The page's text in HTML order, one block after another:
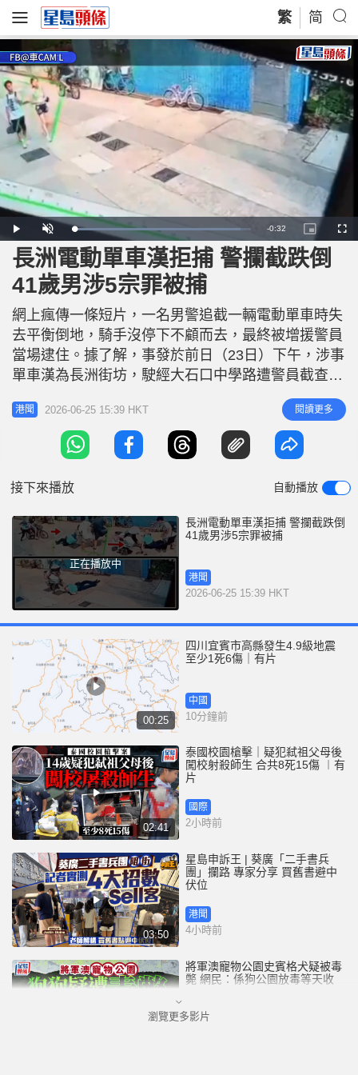
繁 简
P
l
a
y
U
n
m
u
e
L
o
a
d
e
d
:
9
2
6
%
R
e
i
e
-0:32
P
i
c
t
-
P
i
c
t
e
F
u
長洲電動單車漢拒捕 警攔截跌倒
41歲男涉5宗罪被捕
網上瘋傳一條短片，一名男警追截一輛電動單車時失
去平衡倒地，騎手沒停下不顧而去，最終被增援警員
當場逮住。據了解，事發於前日（23日）下午，涉事
單車漢為長洲街坊，駛經大石口中學路遭警員截查，
因拒捕上演驚險一幕。 片段顯示前日下午3時許，在
中學路球場附近，當時有途人行經，一輛電動單車高
速狂飆，一名軍裝男警從後追截，兩名穿便服的男子
合力包抄，單車漢拒捕加快，男警頓時失去平衡，跌
港聞 2026-06-25 15:39 HKT 閱讀更多
接下來播放 自動播放
正在播放中
長洲電動單車漢拒捕 警攔截跌倒
41歲男涉5宗罪被捕
港聞
2026-06-25 15:39 HKT
00:25
四川宜賓市高縣發生4.9級地震
至少1死6傷｜有片
中國
10分鐘前
02:41
泰國校園槍擊｜疑犯弒祖父母後
闖校射殺師生 合共8死15傷 ︱有
片
國際
2小時前
03:50
星島申訴王 | 葵廣「二手書兵
團」攔路 專家分享 買舊書避中
伏位
港聞
4小時前
將軍澳寵物公園史賓格犬疑被毒
斃 網民：係狗公園放毒等天收
港聞
瀏覽更多影片